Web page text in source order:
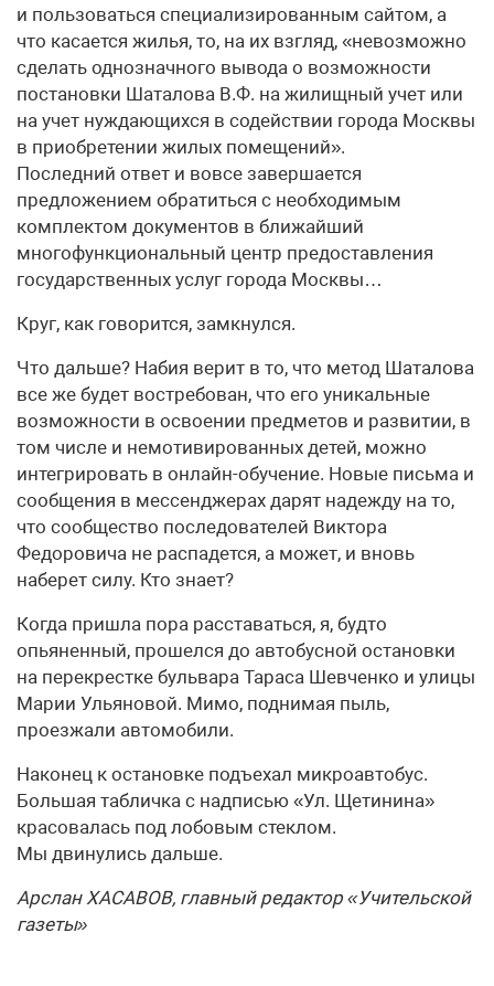
и пользоваться специализированным сайтом, а
что касается жилья, то, на их взгляд, «невозможно
сделать однозначного вывода о возможности
постановки Шаталова В.Ф. на жилищный учет или
на учет нуждающихся в содействии города Москвы
в приобретении жилых помещений».
Последний ответ и вовсе завершается
предложением обратиться с необходимым
комплектом документов в ближайший
многофункциональный центр предоставления
государственных услуг города Москвы…
Круг, как говорится, замкнулся.
Что дальше? Набия верит в то, что метод Шаталова
все же будет востребован, что его уникальные
возможности в освоении предметов и развитии, в
том числе и немотивированных детей, можно
интегрировать в онлайн-обучение. Новые письма и
сообщения в мессенджерах дарят надежду на то,
что сообщество последователей Виктора
Федоровича не распадется, а может, и вновь
наберет силу. Кто знает?
Когда пришла пора расставаться, я, будто
опьяненный, прошелся до автобусной остановки
на перекрестке бульвара Тараса Шевченко и улицы
Марии Ульяновой. Мимо, поднимая пыль,
проезжали автомобили.
Наконец к остановке подъехал микроавтобус.
Большая табличка с надписью «Ул. Щетинина»
красовалась под лобовым стеклом.
Мы двинулись дальше.
Арслан ХАСАВОВ, главный редактор «Учительской
газеты»